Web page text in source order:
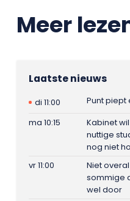
Meer
Laatste nieuws
di 11:00
Punt piept
ma 10:15
Kabinet
nuttige
nog niet
vr 11:00
Niet
sommige
wel door